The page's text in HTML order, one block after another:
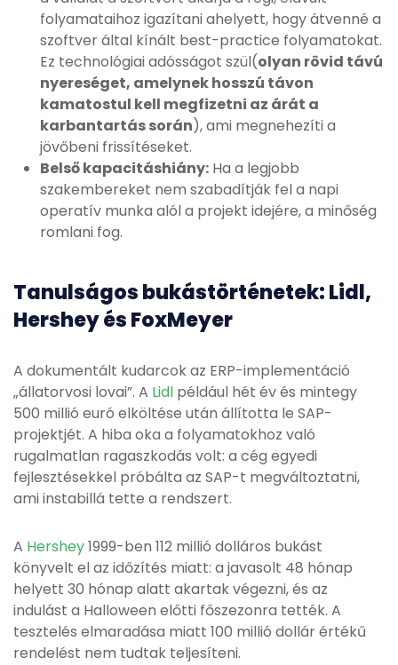
folyamataihoz igazítani ahelyett, hogy átvenné a
szoftver által kínált best-practice folyamatokat.
Ez technológiai adósságot szül(olyan rövid távú
nyereséget, amelynek hosszú távon
kamatostul kell megfizetni az árát a
karbantartás során), ami megnehezíti a
jövőbeni frissítéseket.
Belső kapacitáshiány: Ha a legjobb
szakembereket nem szabadítják fel a napi
operatív munka alól a projekt idejére, a minőség
romlani fog.
Tanulságos bukástörténetek: Lidl,
Hershey és FoxMeyer
A dokumentált kudarcok az ERP-implementáció
„állatorvosi lovai”. A Lidl például hét év és mintegy
500 millió euró elköltése után állította le SAP-
projektjét. A hiba oka a folyamatokhoz való
rugalmatlan ragaszkodás volt: a cég egyedi
fejlesztésekkel próbálta az SAP-t megváltoztatni,
ami instabillá tette a rendszert.
A Hershey1999-ben 112 millió dolláros bukást
könyvelt el az időzítés miatt: a javasolt 48 hónap
helyett 30 hónap alatt akartak végezni, és az
indulást a Halloween előtti főszezonra tették. A
tesztelés elmaradása miatt 100 millió dollár értékű
rendelést nem tudtak teljesíteni.